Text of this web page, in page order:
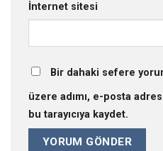
İnternet sitesi
Bir dahaki sefere
üzere adımı, e-posta
bu tarayıcıya kaydet.